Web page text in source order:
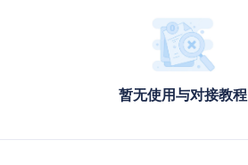
暂无使用与对接教程